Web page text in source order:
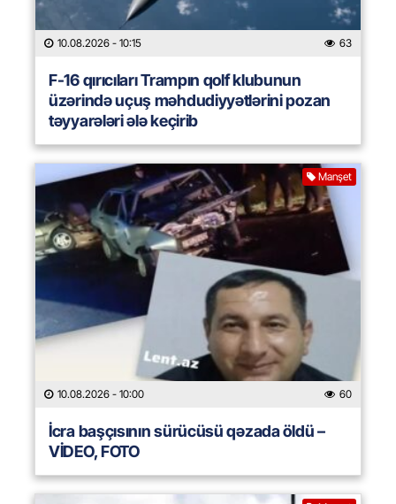
10.08.2026 - 10:15 63
F-16 qırıcıları Trampın qolf klubunun
üzərində uçuş məhdudiyyətlərini pozan
təyyarələri ələ keçirib
Manşet
10.08.2026 - 10:00 60
İcra başçısının sürücüsü qəzada öldü –
VİDEO, FOTO